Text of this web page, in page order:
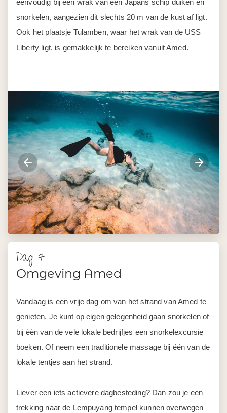
eenvoudig bij een wrak van een Japans schip duiken en
snorkelen, aangezien dit slechts 20 m van de kust af ligt.
Ook het plaatsje Tulamben, waar het wrak van de USS
Liberty ligt, is gemakkelijk te bereiken vanuit Amed.
Dag 7
Omgeving Amed
Vandaag is een vrije dag om van het strand van Amed te
genieten. Je kunt op eigen gelegenheid gaan snorkelen of
bij één van de vele lokale bedrijfjes een snorkelexcursie
boeken. Of neem een traditionele massage bij één van de
lokale tentjes aan het strand.
Liever een iets actievere dagbesteding? Dan zou je een
trekking naar de Lempuyang tempel kunnen overwegen